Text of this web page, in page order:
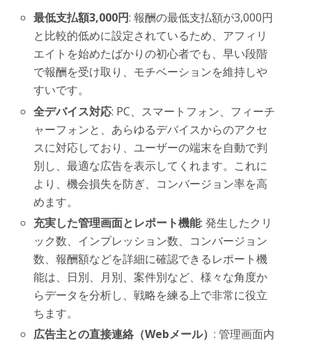
最低支払額3,000円: 報酬の最低支払額が3,000円
と比較的低めに設定されているため、アフィリ
エイトを始めたばかりの初心者でも、早い段階
で報酬を受け取り、モチベーションを維持しや
すいです。
全デバイス対応: PC、スマートフォン、フィーチ
ャーフォンと、あらゆるデバイスからのアクセ
スに対応しており、ユーザーの端末を自動で判
別し、最適な広告を表示してくれます。これに
より、機会損失を防ぎ、コンバージョン率を高
めます。
充実した管理画面とレポート機能: 発生したクリ
ック数、インプレッション数、コンバージョン
数、報酬額などを詳細に確認できるレポート機
能は、日別、月別、案件別など、様々な角度か
らデータを分析し、戦略を練る上で非常に役立
ちます。
広告主との直接連絡（Webメール）: 管理画面内